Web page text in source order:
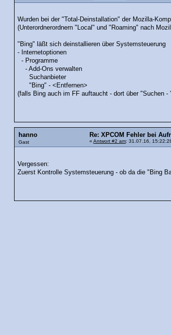
Wurden bei der "Total-Deinstallation" der Mozilla-
(Unterordnerordnern "Local" und "Roaming" nach
"Bing" läßt sich deinstallieren über Systemsteuerung
- Internetoptionen
- Programme
- Add-Ons verwalten
Suchanbieter
"Bing" - <Entfernen>
(falls Bing auch im FF auftaucht - dort über "Suchen -
hanno
Gast
Re: XPCOM Fehler bei
« Antwort #2 am: 31.07.16,
Vergessen:
Zuerst Kontrolle Systemsteuerung - ob da die "Bing